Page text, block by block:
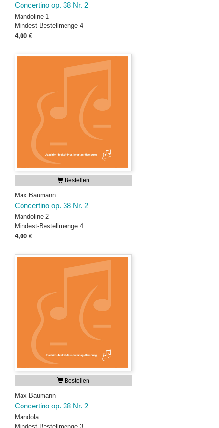
Concertino op. 38 Nr. 2
Mandoline 1
Mindest-Bestellmenge 4
4,00 €
Bestellen
Max Baumann
Concertino op. 38 Nr. 2
Mandoline 2
Mindest-Bestellmenge 4
4,00 €
Bestellen
Max Baumann
Concertino op. 38 Nr. 2
Mandola
Mindest-Bestellmenge 3